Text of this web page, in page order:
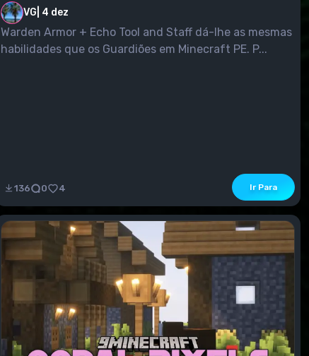
VG 4 dez
Warden Armor + Echo Tool and Staff dá-lhe as mesmas
habilidades que os Guardiões em Minecraft PE. P...
136 0 4 Ir Para